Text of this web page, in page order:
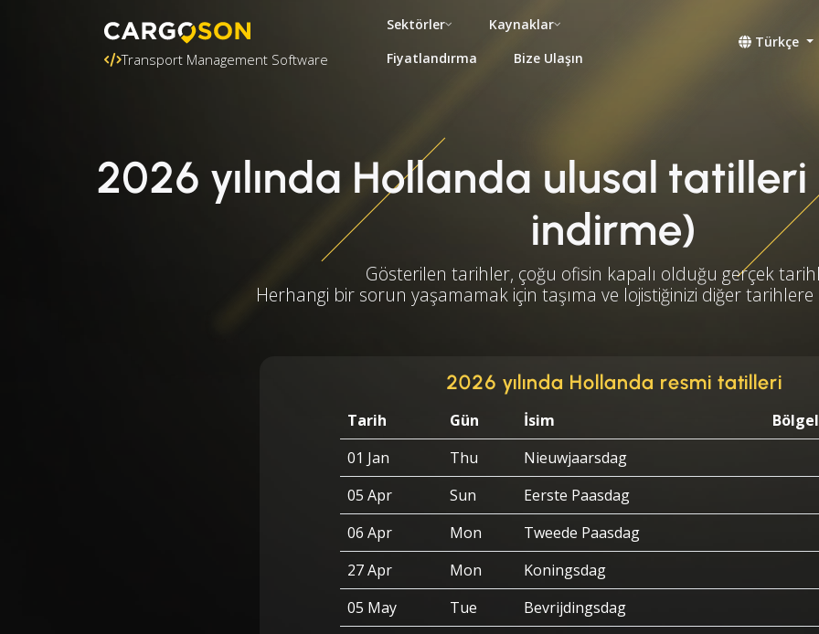
Transport Management Software
Sektörler
Kaynaklar
Fiyatlandırma
Bize Ulaşın
Türkçe
2026 yılında Hollanda ulusal
indirme)
Gösterilen tarihler, çoğu ofisin kapalı olduğu gerçek
Herhangi bir sorun yaşamamak için taşıma ve lojistiğinizi diğer tarihlere
2026 yılında Hollanda resmi tatilleri
Tarih Gün İsim
01 Jan
Thu
Nieuwjaarsdag
05 Apr
Sun
Eerste Paasdag
06 Apr
Mon
Tweede Paasdag
27 Apr
Mon
Koningsdag
05 May
Tue
Bevrijdingsdag